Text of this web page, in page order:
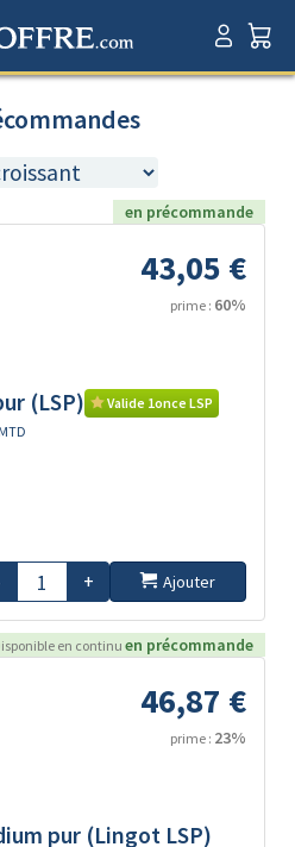
en précommande
43,05 €
prime : 60%
(LSP)
Valide 1once LSP
+ Ajouter
en continu en précommande
46,87 €
prime : 23%
pur (Lingot LSP)